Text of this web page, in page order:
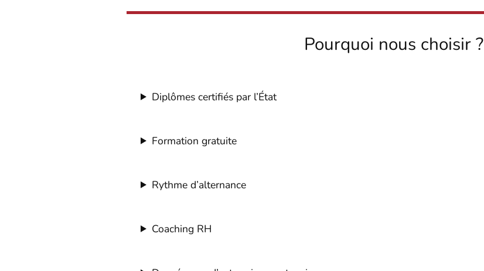
Pourquoi nous choisir ?
Diplômes certifiés par l’État
Formation gratuite
Rythme d’alternance
Coaching RH